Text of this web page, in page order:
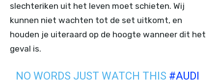
slechteriken uit het leven moet schieten. Wij
kunnen niet wachten tot de set uitkomt, en
houden je uiteraard op de hoogte wanneer dit het
geval is.
NO WORDS JUST WATCH THIS #AUDI